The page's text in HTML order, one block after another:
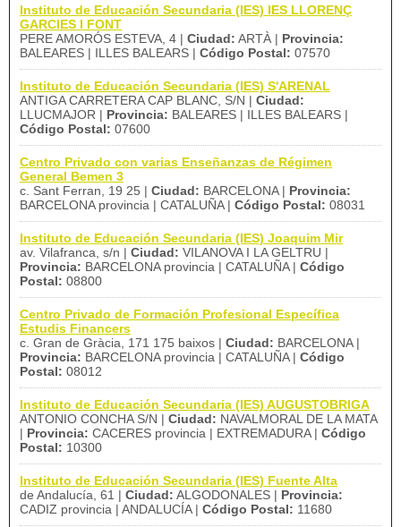
Instituto de Educación Secundaria (IES) IES LLORENÇ
GARCIES I FONT
PERE AMORÓS ESTEVA, 4 | Ciudad: ARTÀ | Provincia:
BALEARES | ILLES BALEARS | Código Postal: 07570
Instituto de Educación Secundaria (IES) S'ARENAL
ANTIGA CARRETERA CAP BLANC, S/N | Ciudad:
LLUCMAJOR | Provincia: BALEARES | ILLES BALEARS |
Código Postal: 07600
Centro Privado con varias Enseñanzas de Régimen
General Bemen 3
c. Sant Ferran, 19 25 | Ciudad: BARCELONA | Provincia:
BARCELONA provincia | CATALUÑA | Código Postal: 08031
Instituto de Educación Secundaria (IES) Joaquim Mir
av. Vilafranca, s/n | Ciudad: VILANOVA I LA GELTRU |
Provincia: BARCELONA provincia | CATALUÑA | Código
Postal: 08800
Centro Privado de Formación Profesional Específica
Estudis Financers
c. Gran de Gràcia, 171 175 baixos | Ciudad: BARCELONA |
Provincia: BARCELONA provincia | CATALUÑA | Código
Postal: 08012
Instituto de Educación Secundaria (IES) AUGUSTOBRIGA
ANTONIO CONCHA S/N | Ciudad: NAVALMORAL DE LA MATA
| Provincia: CACERES provincia | EXTREMADURA | Código
Postal: 10300
Instituto de Educación Secundaria (IES) Fuente Alta
de Andalucía, 61 | Ciudad: ALGODONALES | Provincia:
CADIZ provincia | ANDALUCÍA | Código Postal: 11680